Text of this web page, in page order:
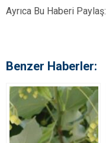
Ayrıca Bu Haberi Paylaş:
Benzer Haberler: